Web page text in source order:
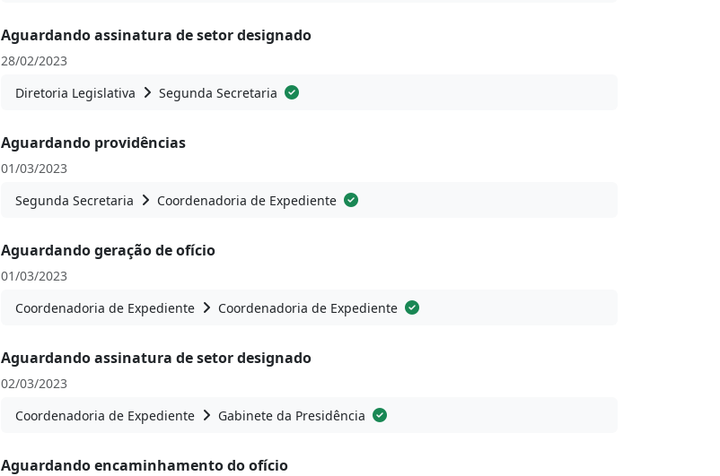
Aguardando assinatura de setor designado
28/02/2023
Diretoria Legislativa
Segunda Secretaria
Aguardando providências
01/03/2023
Segunda Secretaria
Coordenadoria de Expediente
Aguardando geração de ofício
01/03/2023
Coordenadoria de Expediente
Coordenadoria de Expediente
Aguardando assinatura de setor designado
02/03/2023
Coordenadoria de Expediente
Gabinete da Presidência
Aguardando encaminhamento do ofício